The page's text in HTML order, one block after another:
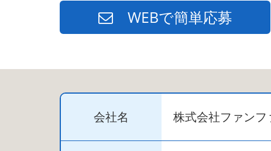
WEBで簡単応募
会社名 株式会社ファンフ